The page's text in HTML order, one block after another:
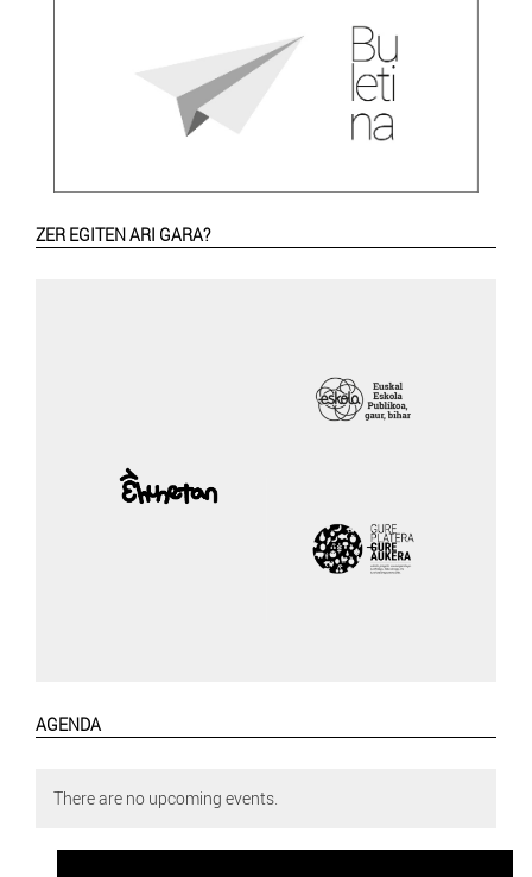
ZER EGITEN ARI GARA?
AGENDA
There are no upcoming events.